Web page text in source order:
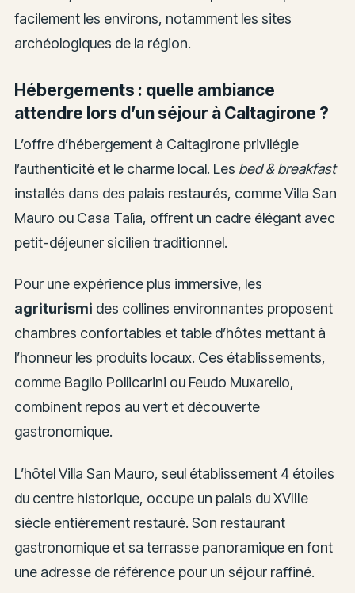
facilement les environs, notamment les sites
archéologiques de la région.
Hébergements : quelle ambiance
attendre lors d’un séjour à Caltagirone ?
L’offre d’hébergement à Caltagirone privilégie
l’authenticité et le charme local. Les bed & breakfast
installés dans des palais restaurés, comme Villa San
Mauro ou Casa Talìa, offrent un cadre élégant avec
petit-déjeuner sicilien traditionnel.
Pour une expérience plus immersive, les
agriturismi des collines environnantes proposent
chambres confortables et table d’hôtes mettant à
l’honneur les produits locaux. Ces établissements,
comme Baglio Pollicarini ou Feudo Muxarello,
combinent repos au vert et découverte
gastronomique.
L’hôtel Villa San Mauro, seul établissement 4 étoiles
du centre historique, occupe un palais du XVIIIe
siècle entièrement restauré. Son restaurant
gastronomique et sa terrasse panoramique en font
une adresse de référence pour un séjour raffiné.